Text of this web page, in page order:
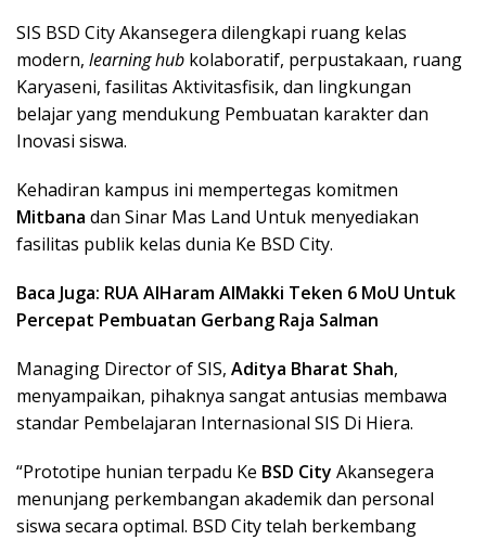
SIS BSD City Akansegera dilengkapi ruang kelas
modern, learning hub kolaboratif, perpustakaan, ruang
Karyaseni, fasilitas Aktivitasfisik, dan lingkungan
belajar yang mendukung Pembuatan karakter dan
Inovasi siswa.
Kehadiran kampus ini mempertegas komitmen
Mitbana dan Sinar Mas Land Untuk menyediakan
fasilitas publik kelas dunia Ke BSD City.
Baca Juga: RUA AlHaram AlMakki Teken 6 MoU Untuk
Percepat Pembuatan Gerbang Raja Salman
Managing Director of SIS, Aditya Bharat Shah,
menyampaikan, pihaknya sangat antusias membawa
standar Pembelajaran Internasional SIS Di Hiera.
“Prototipe hunian terpadu Ke BSD City Akansegera
menunjang perkembangan akademik dan personal
siswa secara optimal. BSD City telah berkembang